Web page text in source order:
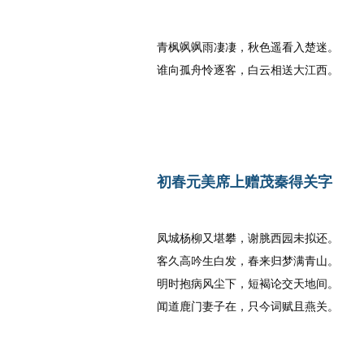
青枫飒飒雨凄凄，秋色遥看入楚迷。
谁向孤舟怜逐客，白云相送大江西。
初春元美席上赠茂秦得关字
凤城杨柳又堪攀，谢脁西园未拟还。
客久高吟生白发，春来归梦满青山。
明时抱病风尘下，短褐论交天地间。
闻道鹿门妻子在，只今词赋且燕关。